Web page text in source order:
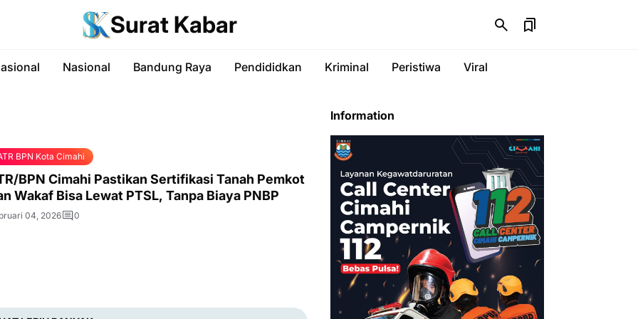
Surat Kabar
Nasional Bandung Raya Pendididkan Kriminal Peristiwa Viral
BPN Kota Cimahi
BPN Cimahi Pastikan Sertifikasi Tanah Pemkot
Wakaf Bisa Lewat PTSL, Tanpa Biaya PNBP
04, 2026 0
Information